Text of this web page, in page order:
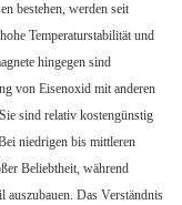
bestehen, werden seit
Temperaturstabilität und
hingegen sind
von Eisenoxid mit anderen
sind relativ kostengünstig
niedrigen bis mittleren
Beliebtheit, während
Das Verständnis